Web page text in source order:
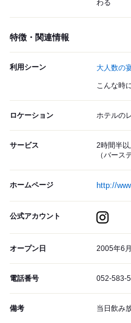
わる
特徴・関連情報
利用シーン 大人数の
こんな時
ロケーション ホテルの
サービス
2時間半
（バース
ホームページ http://
公式アカウント
オープン日 2005年6
電話番号 052-583-
備考 当日飲み